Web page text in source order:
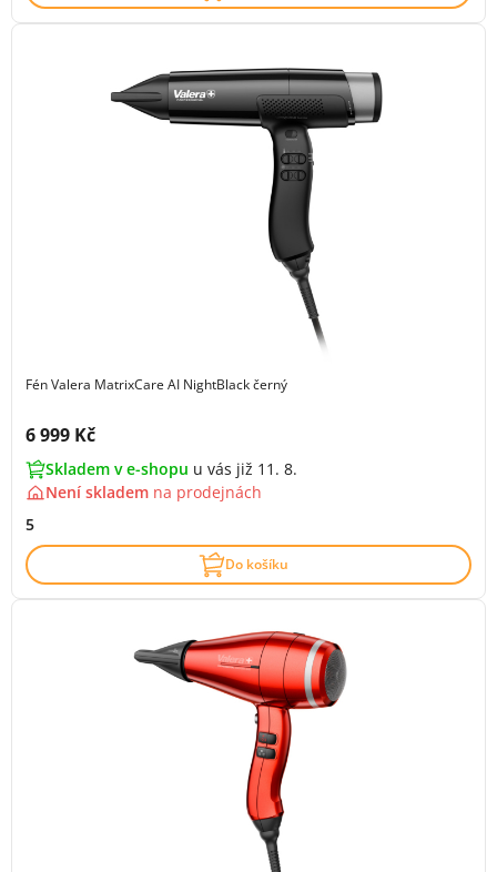
Fén Valera MatrixCare AI NightBlack černý
Cena s DPH:
6 999 Kč
Skladem v e-shopu u vás již 11. 8.
Není skladem na prodejnách
5
Do košíku